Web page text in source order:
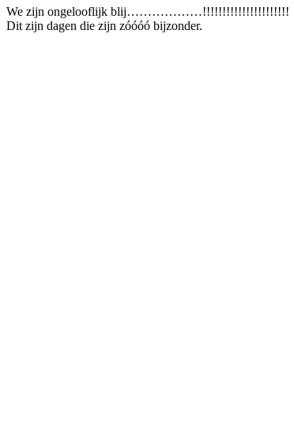
We zijn ongelooflijk blij………………!!!!!!!!!!!!!!!!!!!!!!
Dit zijn dagen die zijn zóóóó bijzonder.